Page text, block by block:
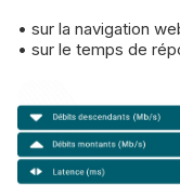
• sur la navigation
• sur le temps de